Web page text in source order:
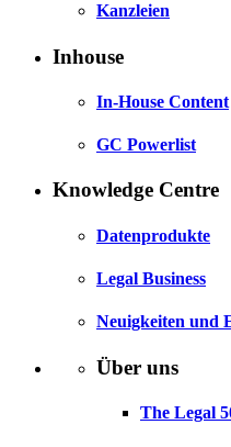
Kanzleien
Inhouse
In-House Content
GC Powerlist
Knowledge Centre
Datenprodukte
Legal Business
Neuigkeiten und
Über uns
The Legal